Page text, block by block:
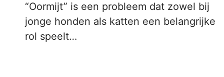
“Oormijt” is een probleem dat zowel bij
jonge honden als katten een belangrijke
rol speelt…